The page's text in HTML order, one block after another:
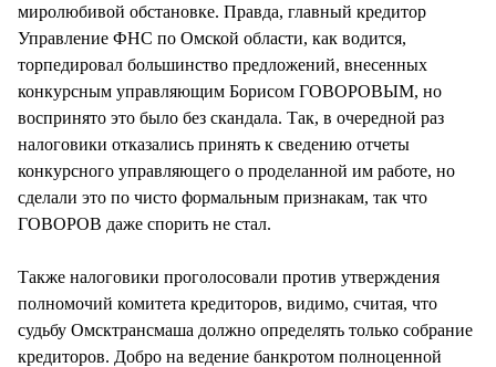
миролюбивой обстановке. Правда, главный кредитор
Управление ФНС по Омской области, как водится,
торпедировал большинство предложений, внесенных
конкурсным управляющим Борисом ГОВОРОВЫМ, но
воспринято это было без скандала. Так, в очередной раз
налоговики отказались принять к сведению отчеты
конкурсного управляющего о проделанной им работе, но
сделали это по чисто формальным признакам, так что
ГОВОРОВ даже спорить не стал.
Также налоговики проголосовали против утверждения
полномочий комитета кредиторов, видимо, считая, что
судьбу Омсктрансмаша должно определять только собрание
кредиторов. Добро на ведение банкротом полноценной